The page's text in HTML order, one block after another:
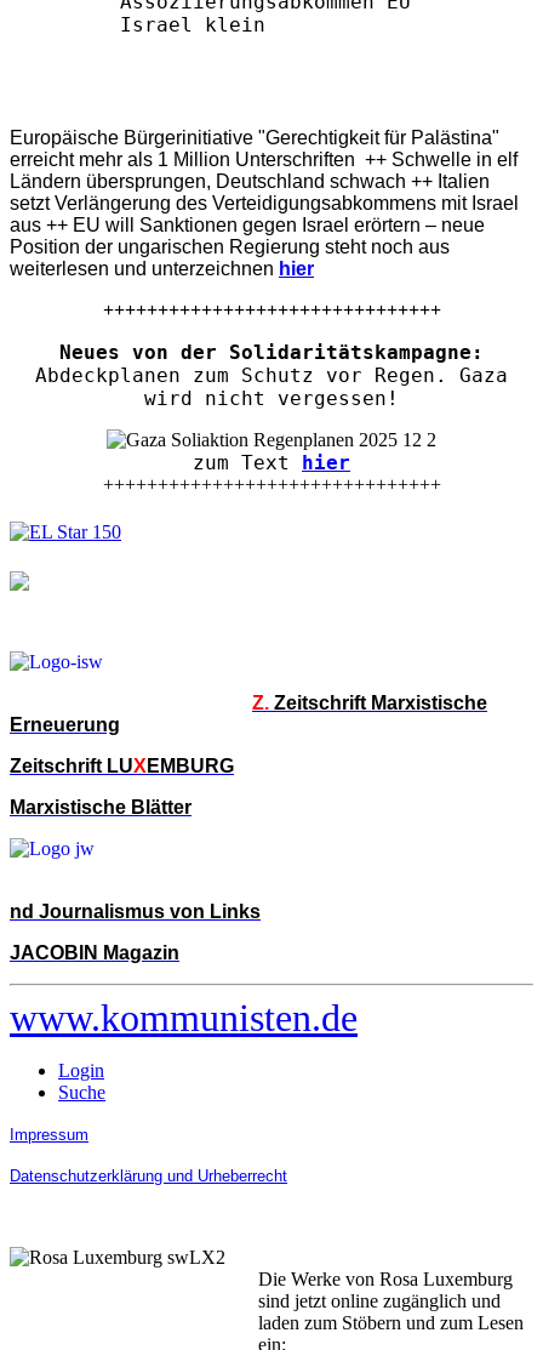
Europäische Bürgerinitiative "Gerechtigkeit für Palästina"
erreicht mehr als 1 Million Unterschriften ++ Schwelle in elf
Ländern übersprungen, Deutschland schwach ++ Italien
setzt Verlängerung des Verteidigungsabkommens mit Israel
aus ++ EU will Sanktionen gegen Israel erörtern – neue
Position der ungarischen Regierung steht noch aus
weiterlesen und unterzeichnen hier
+++++++++++++++++++++++++++++++
Neues von der Solidaritätskampagne:
Abdeckplanen zum Schutz vor Regen. Gaza
wird nicht vergessen!
zum Text hier
+++++++++++++++++++++++++++++++
Z. Zeitschrift Marxistische
Erneuerung
Zeitschrift LUX EMBURG
Marxistische Blätter
nd Journalismus von Links
JACOBIN Magazin
www.kommunisten.de
Login
Suche
Impressum
Datenschutzerklärung und Urheberrecht
Die Werke von Rosa Luxemburg
sind jetzt online zugänglich und
laden zum Stöbern und zum Lesen
ein: